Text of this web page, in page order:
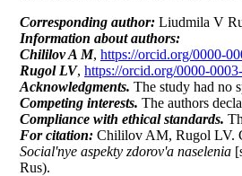
Corresponding author: Liudmila V
Information about authors:
Chililov A M, https://orcid.org/0000-
Rugol LV, https://orcid.org/0000-
Acknowledgments. The study had no
Competing interests. The authors
Compliance with ethical standards.
For citation: Chililov AM, Rugol LV.
Social'nye aspekty zdorov'a naselenia
Rus).